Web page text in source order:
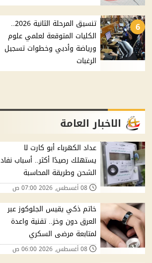
6
تنسيق المرحلة الثانية 2026..
الكليات المتوقعة لعلمي علوم
ورياضة وأدبي وخطوات تسجيل
الرغبات
الاخبار العامة
عداد الكهرباء أبو كارت لا
يستهلك رصيدًا أكثر.. أسباب نفاد
الشحن وطريقة المحاسبة
08 أغسطس, 2026 07:00 ص
خاتم ذكي يقيس الجلوكوز عبر
العرق دون وخز.. تقنية واعدة
لمتابعة مرضى السكري
08 أغسطس, 2026 06:00 ص